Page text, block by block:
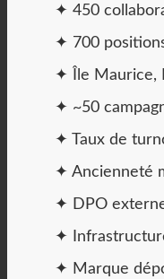
✦ 450
✦ 700
✦ Île Maurice,
✦ ~50
✦ Taux de
✦ Ancienneté
✦ DPO
✦
✦ Marque